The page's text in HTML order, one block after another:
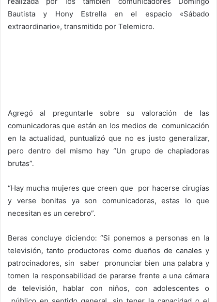
Bautista y Hony Estrella en el espacio «Sábado
extraordinario», transmitido por Telemicro.
Agregó al preguntarle sobre su valoración de las
comunicadoras que están en los medios de comunicación
en la actualidad, puntualizó que no es justo generalizar,
pero dentro del mismo hay “Un grupo de chapiadoras
brutas”.
“Hay mucha mujeres que creen que por hacerse cirugías
y verse bonitas ya son comunicadoras, estas lo que
necesitan es un cerebro”.
Beras concluye diciendo: “Si ponemos a personas en la
televisión, tanto productores como dueños de canales y
patrocinadores, sin saber pronunciar bien una palabra y
tomen la responsabilidad de pararse frente a una cámara
de televisión, hablar con niños, con adolescentes o